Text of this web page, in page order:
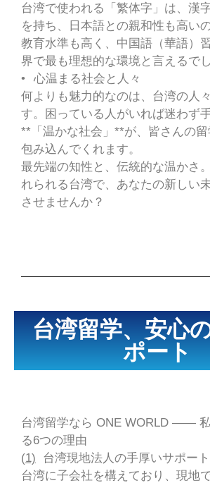
台湾で使われる「繁体字」は、漢
を持ち、日本語との親和性も高い
教育水準も高く、中国語（華語）
界で最も理想的な環境と言えるでし
• 心温まる社会と人々
何よりも魅力的なのは、台湾の人
す。困っている人がいれば迷わず
**「温かな社会」**が、皆さんの留
包み込んでくれます。
最先端の知性と、伝統的な温かさ
れられる台湾で、あなたの新しい
させませんか？
台湾留学、安心
ポート
台湾留学なら ONE WORLD ——
る6つの理由
(1) 台湾現地法人の手厚いサポート
台湾に子会社を構えており、現地